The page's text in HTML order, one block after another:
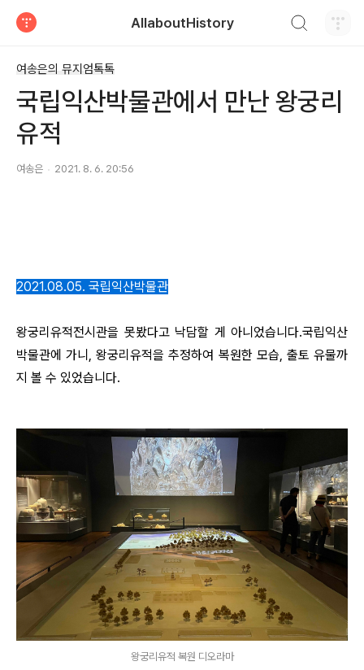
AllaboutHistory
여송은의 뮤지엄톡톡
국립익산박물관에서 만난 왕궁리
유적
여송은 2021. 8. 6. 20:56
2021.08.05. 국립익산박물관
왕궁리유적전시관을 못봤다고 낙담할 게 아니었습니다.국립익산
박물관에 가니, 왕궁리유적을 추정하여 복원한 모습, 출토 유물까
지 볼 수 있었습니다.
왕궁리유적 복원 디오라마